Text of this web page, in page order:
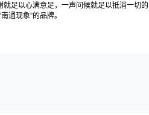
足以心满意足，一声问候就足以抵消一切的
通现象”的品牌。